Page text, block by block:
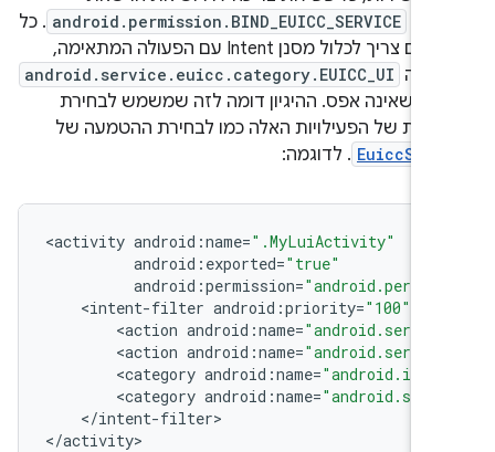
android.permission.BIND_EUICC_SERVICE . כל
אחד מהם צריך לכלול מסנן Intent עם הפעולה המתאימה,
android.service.euicc.category.EUICC_UI
שאינה אפס. ההיגיון דומה לזה שמשמש לבחירת
של הפעילויות האלה כמו לבחירת ההטמעה של
. לדוגמה:
<activity android:name=".MyLuiActivity"
android:exported="true"
android:permission=
<intent-filter android:priority=
<action android:name=
<action android:name=
<category android:name=
<category android:name=
</intent-filter
</activity